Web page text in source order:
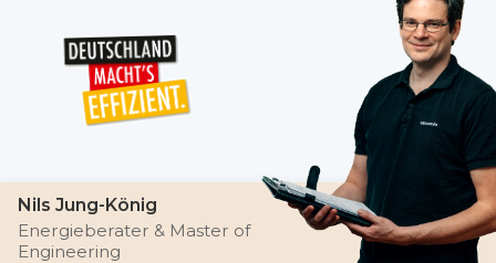
Nils Jung-König
Energieberater & Master of
Engineering